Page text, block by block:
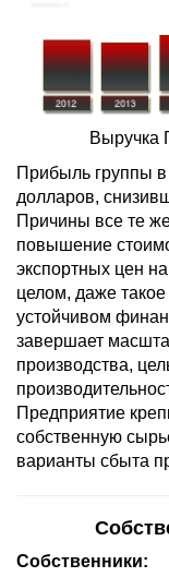
Выручка
Прибыль группы в
долларов,
Причины все те
повышение
экспортных цен
целом, даже
устойчивом
завершает
производства,
Предприятие
собственную
варианты сбыта
Собственники: